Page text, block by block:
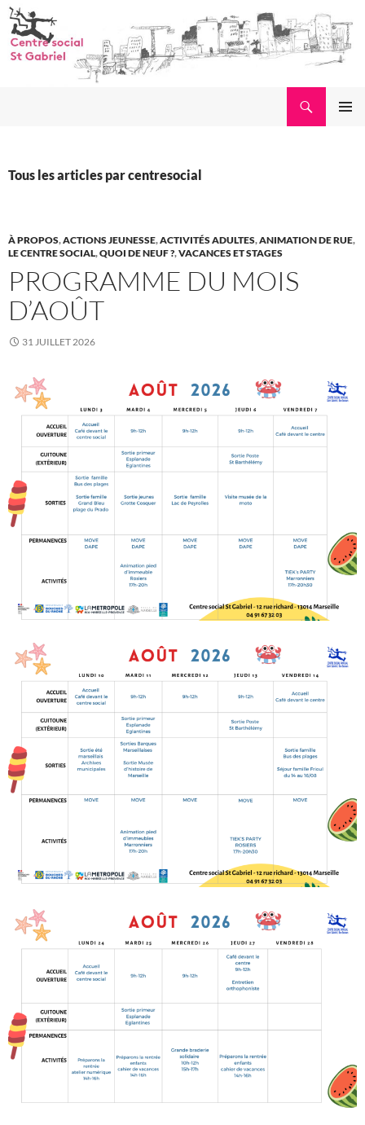
Aller
au
contenu
Tous les articles par centresocial
À PROPOS,ACTIONS JEUNESSE,ACTIVITÉS ADULTES,ANIMATION DE RUE,
LE CENTRE SOCIAL,QUOI DE NEUF ?,VACANCES ET STAGES
PROGRAMME DU MOIS
D’AOÛT
31 JUILLET 2026